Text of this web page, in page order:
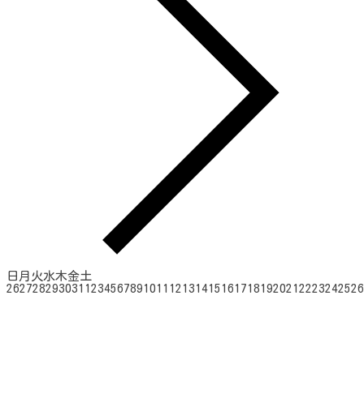
日 月 火水木金土
262728293031 1 23456789 10 11 12 13 1415 16 17 18 192021 2223242526